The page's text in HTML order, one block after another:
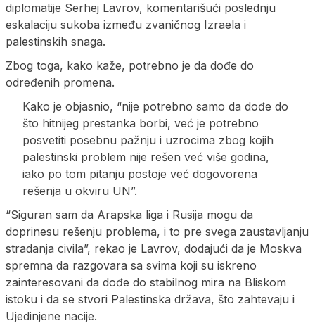
diplomatije Serhej Lavrov, komentarišući poslednju
eskalaciju sukoba između zvaničnog Izraela i
palestinskih snaga.
Zbog toga, kako kaže, potrebno je da dođe do
određenih promena.
Kako je objasnio, “nije potrebno samo da dođe do
što hitnijeg prestanka borbi, već je potrebno
posvetiti posebnu pažnju i uzrocima zbog kojih
palestinski problem nije rešen već više godina,
iako po tom pitanju postoje već dogovorena
rešenja u okviru UN”.
“Siguran sam da Arapska liga i Rusija mogu da
doprinesu rešenju problema, i to pre svega zaustavljanju
stradanja civila”, rekao je Lavrov, dodajući da je Moskva
spremna da razgovara sa svima koji su iskreno
zainteresovani da dođe do stabilnog mira na Bliskom
istoku i da se stvori Palestinska država, što zahtevaju i
Ujedinjene nacije.